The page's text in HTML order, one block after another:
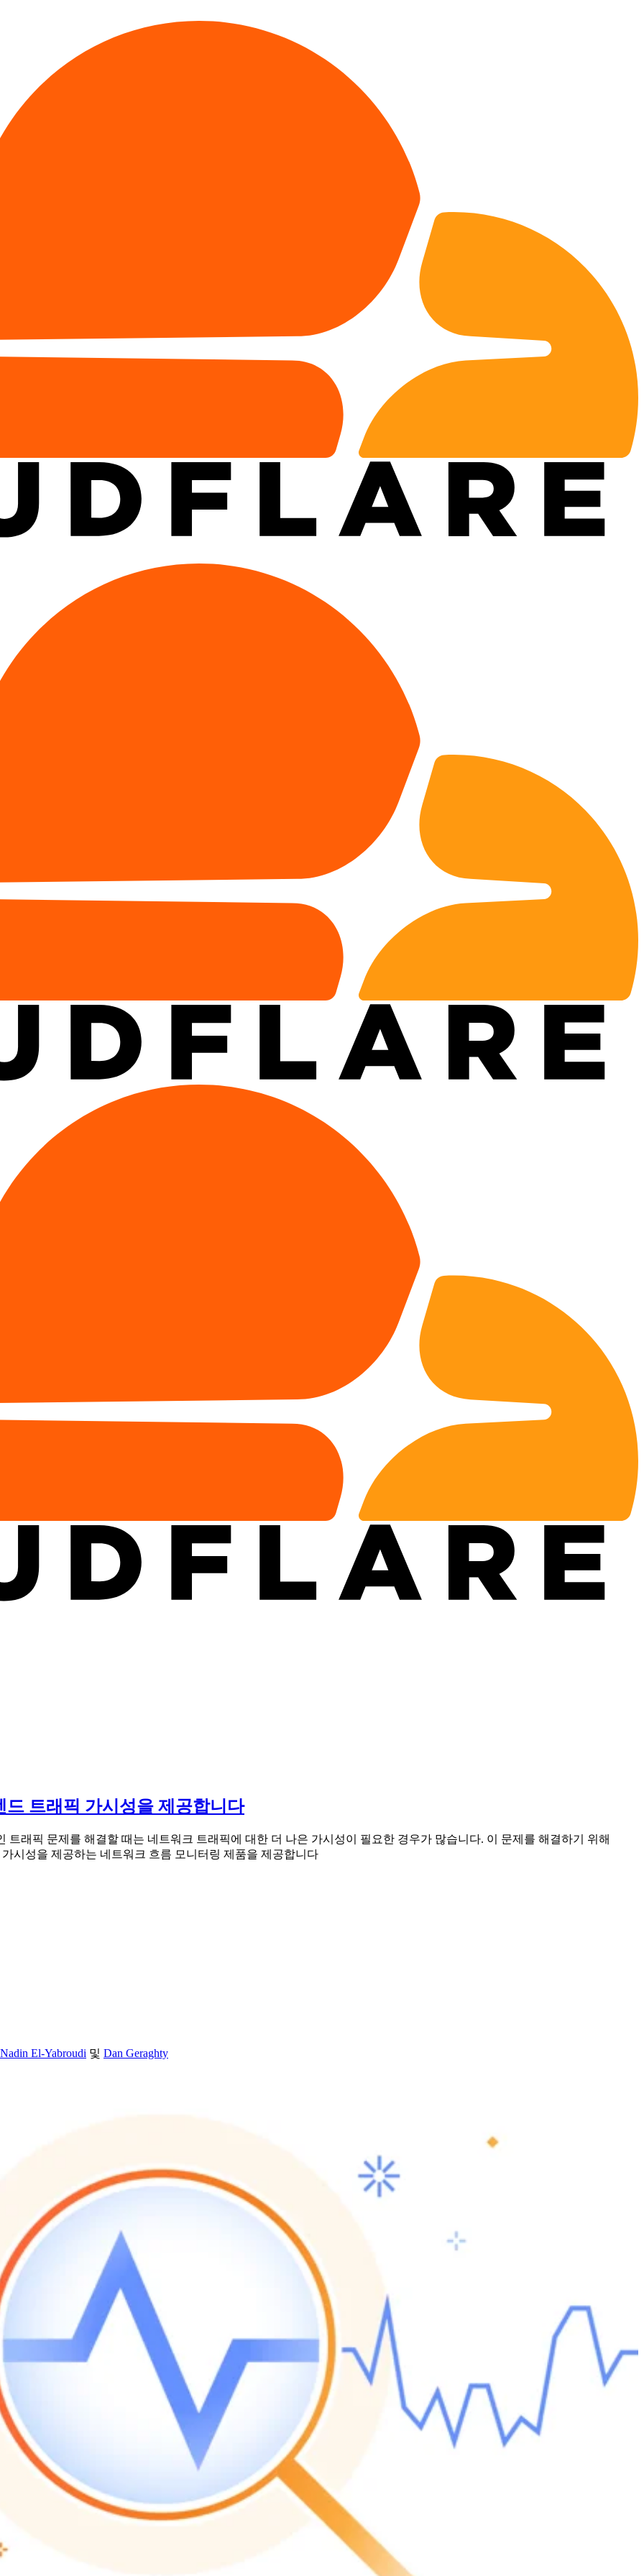
트래픽 가시성을 제공합니다
래픽 문제를 해결할 때는 네트워크 트래픽에 대한 더 나은 가시성이 필요한 경우가 많습니다. 이 문제를 해결하기 위해
시성을 제공하는 네트워크 흐름 모니터링 제품을 제공합니다
Nadin El-Yabroudi 및 Dan Geraghty